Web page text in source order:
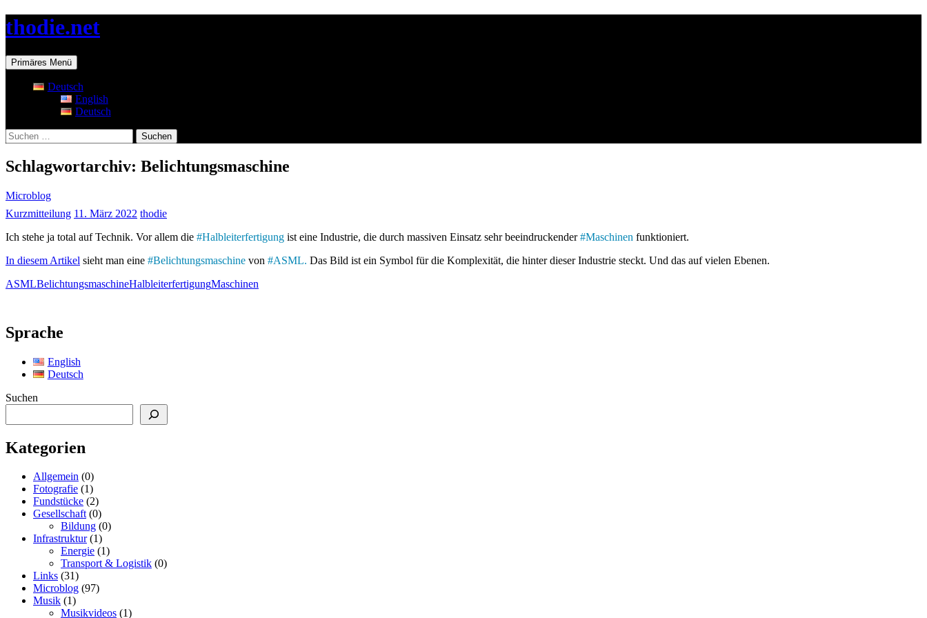
Zum
Inhalt
thodie.net
Suchen
Primäres Menü
Deutsch
English
Deutsch
Suchen
nach:
Schlagwortarchiv: Belichtungsmaschine
Microblog
Kurzmitteilung 11. März 2022 thodie
Ich stehe ja total auf Technik. Vor allem die #Halbleiterfertigung ist eine Industrie, die durch massiven Einsatz sehr beeindruckender#Maschinen funktioniert.
In diesem Artikel sieht man eine #Belichtungsmaschine von #ASML. Das Bild ist ein Symbol für die Komplexität, die hinter dieser Industrie steckt. Und das auf vielen Ebenen.
ASMLBelichtungsmaschineHalbleiterfertigungMaschinen
Sprache
English
Deutsch
Suchen
Kategorien
Allgemein (0)
Fotografie (1)
Fundstücke (2)
Gesellschaft(0)
Bildung (0)
Infrastruktur(1)
Energie (1)
Transport & Logistik (0)
Links (31)
Microblog (97)
Musik (1)
Musikvideos (1)